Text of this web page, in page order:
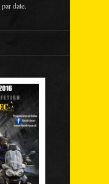
date.